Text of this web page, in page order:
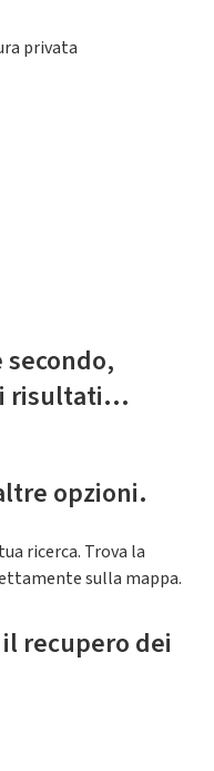
privata
risultati...
opzioni.
ricerca. Trova la
sulla mappa.
recupero dei